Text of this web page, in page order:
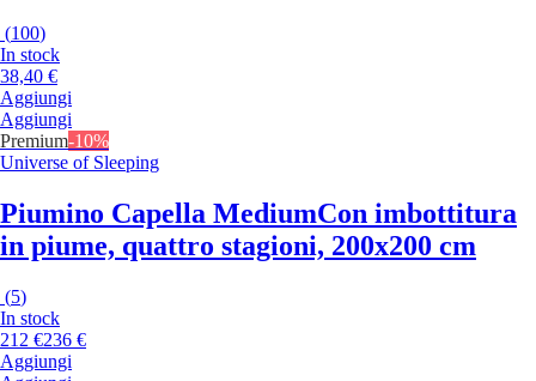
(100)
In stock
38,40 €
Aggiungi
Aggiungi
Premium-10%
Universe of Sleeping
Piumino Capella MediumCon imbottitura
in piume, quattro stagioni, 200x200 cm
(5)
In stock
212 €236 €
Aggiungi